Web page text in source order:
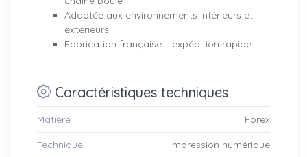
Adaptée aux environnements intérieurs et
extérieurs
Fabrication française – expédition rapide
Caractéristiques techniques
Matière Forex
Technique impression numérique